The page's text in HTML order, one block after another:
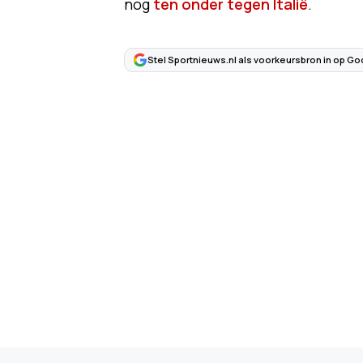
nog ten onder tegen Italië.
Stel Sportnieuws.nl als voorkeursbron in op